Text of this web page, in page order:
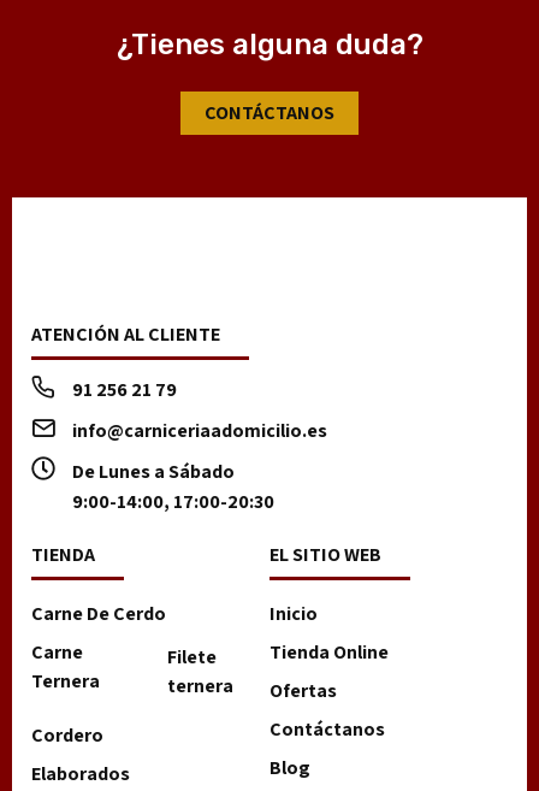
¿Tienes alguna duda?
CONTÁCTANOS
ATENCIÓN AL CLIENTE
91 256 21 79
info@carniceriaadomicilio.es
De Lunes a Sábado
9:00-14:00, 17:00-20:30
TIENDA
Carne De Cerdo
Carne
Ternera
Filete
ternera
Cordero
Elaborados
EL SITIO WEB
Inicio
Tienda Online
Ofertas
Contáctanos
Blog